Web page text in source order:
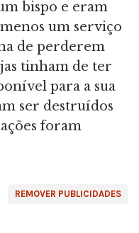
bispo e eram
um serviço
de perderem
tinham de ter
para a sua
ser destruídos
foram
REMOVER PUBLICIDADES